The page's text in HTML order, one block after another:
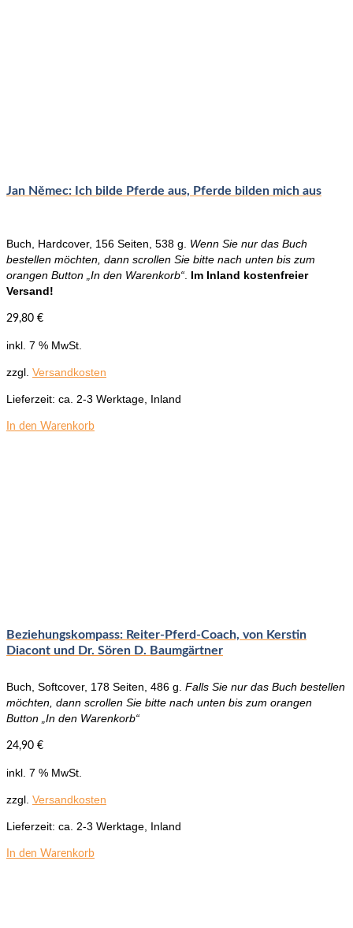
Jan Němec: Ich bilde Pferde aus, Pferde bilden mich aus
Buch, Hardcover, 156 Seiten, 538 g. Wenn Sie nur das Buch
bestellen möchten, dann scrollen Sie bitte nach unten bis zum
orangen Button „In den Warenkorb“ Im Inland kostenfreier
Versand!
29,80 €
inkl. 7 % MwSt.
zzgl. Versandkosten
Lieferzeit: ca. 2-3 Werktage, Inland
In den Warenkorb
Beziehungskompass: Reiter-Pferd-Coach, von Kerstin
Diacont und Dr. Sören D. Baumgärtner
Buch, Softcover, 178 Seiten, 486 g. Falls Sie nur das Buch bestellen
möchten, dann scrollen Sie bitte nach unten bis zum orangen
Button „In den Warenkorb“
24,90 €
inkl. 7 % MwSt.
zzgl. Versandkosten
Lieferzeit: ca. 2-3 Werktage, Inland
In den Warenkorb